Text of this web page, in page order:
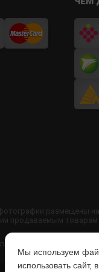
размещены
продаваемым товарам
графических
Мы используем
использовать